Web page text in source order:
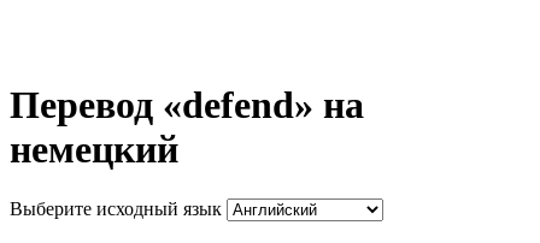
Перевод «defend» на
немецкий
Выберите исходный язык